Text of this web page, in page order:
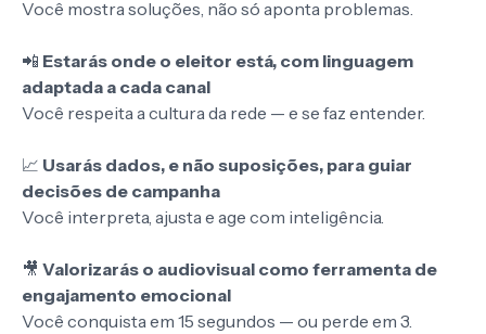
Você mostra soluções, não só aponta problemas.
📲 Estarás onde o eleitor está, com linguagem
adaptada a cada canal
Você respeita a cultura da rede — e se faz entender.
📈 Usarás dados, e não suposições, para guiar
decisões de campanha
Você interpreta, ajusta e age com inteligência.
🎥 Valorizarás o audiovisual como ferramenta de
engajamento emocional
Você conquista em 15 segundos — ou perde em 3.